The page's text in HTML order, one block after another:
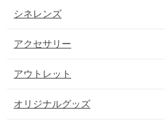
シネレンズ
アクセサリー
アウトレット
オリジナルグッズ